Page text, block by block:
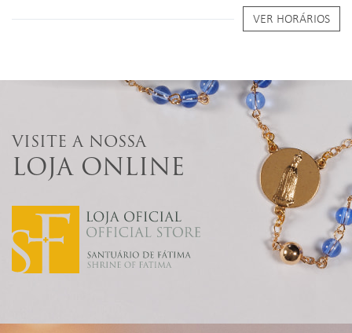
VER HORÁRIOS
VISITE A NOSSA
LOJA ONLINE